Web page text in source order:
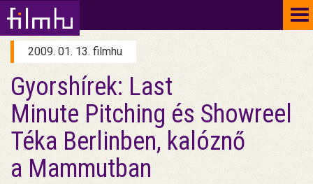
2009. 01. 13. filmhu
Gyorshírek: Last
Minute Pitching és Showreel
Téka Berlinben, kalóznő
a Mammutban